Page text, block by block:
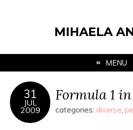
MIHAELA
MENU
31
JUL
2009
Formula 1
categories: diverse,